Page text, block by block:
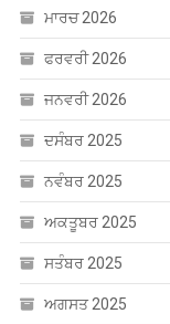
ਮਾਰਚ 2026
ਫਰਵਰੀ 2026
ਜਨਵਰੀ 2026
ਦਸੰਬਰ 2025
ਨਵੰਬਰ 2025
ਅਕਤੂਬਰ 2025
ਸਤੰਬਰ 2025
ਅਗਸਤ 2025